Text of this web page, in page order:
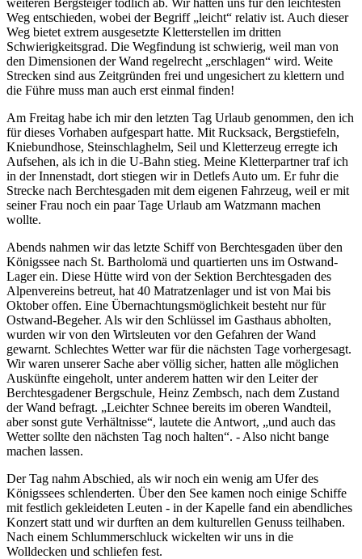
Weg entschieden, wobei der Begriff leicht
relativ ist. Auch dieser
Weg bietet extrem ausgesetzte Kletterstellen im dritten
Schwierigkeitsgrad. Die Wegfindung ist schwierig, weil man von
den Dimensionen der Wand regelrecht
erschlagen
wird. Weite
Strecken sind aus Zeitgründen frei und ungesichert zu klettern und
die Führe muss man auch erst einmal finden!
Am Freitag habe ich mir den letzten Tag Urlaub genommen, den ich
für dieses Vorhaben aufgespart hatte. Mit Rucksack, Bergstiefeln,
Kniebundhose, Steinschlaghelm, Seil und Kletterzeug erregte ich
Aufsehen, als ich in die U-Bahn stieg. Meine Kletterpartner traf ich
in der Innenstadt, dort stiegen wir in Detlefs Auto um. Er fuhr die
Strecke nach Berchtesgaden mit dem eigenen Fahrzeug, weil er mit
seiner Frau noch ein paar Tage Urlaub am Watzmann machen
wollte.
Abends nahmen wir das letzte Schiff von Berchtesgaden über den
Königssee nach St. Bartholomä und quartierten uns im Ostwand-
Lager ein. Diese Hütte wird von der Sektion Berchtesgaden des
Alpenvereins betreut, hat 40 Matratzenlager und ist von Mai bis
Oktober offen. Eine Übernachtungsmöglichkeit besteht nur für
Ostwand-Begeher. Als wir den Schlüssel im Gasthaus abholten,
wurden wir von den Wirtsleuten vor den Gefahren der Wand
gewarnt. Schlechtes Wetter war für die nächsten Tage vorhergesagt.
Wir waren unserer Sache aber völlig sicher, hatten alle möglichen
Auskünfte eingeholt, unter anderem hatten wir den Leiter der
Berchtesgadener Bergschule, Heinz Zembsch, nach dem Zustand
der Wand befragt.
Leichter Schnee bereits im oberen Wandteil,
aber sonst gute Verhältnisse , lautete die Antwort,
und auch das
Wetter sollte den nächsten Tag noch halten . - Also nicht bange
machen lassen.
Der Tag nahm Abschied, als wir noch ein wenig am Ufer des
Königssees schlenderten. Über den See kamen noch einige Schiffe
mit festlich gekleideten Leuten - in der Kapelle fand ein abendliches
Konzert statt und wir durften an dem kulturellen Genuss teilhaben.
Nach einem Schlummerschluck wickelten wir uns in die
Wolldecken und schliefen fest.